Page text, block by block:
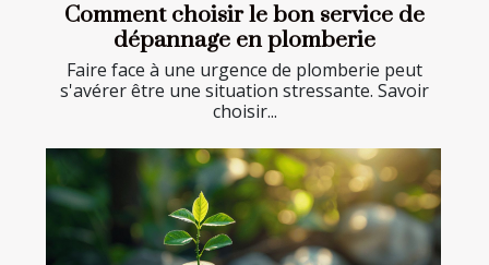
Comment choisir le bon service de
dépannage en plomberie
Faire face à une urgence de plomberie peut
s'avérer être une situation stressante. Savoir
choisir...